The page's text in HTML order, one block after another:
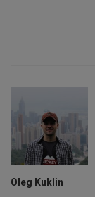
Oleg Kuklin